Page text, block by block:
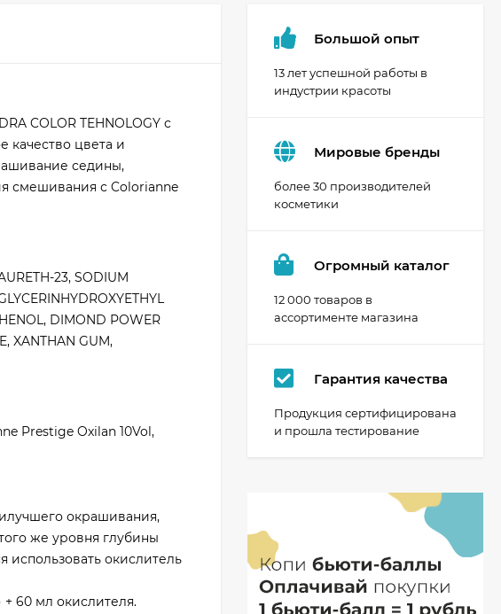
COLOR TEHNOLOGY с
качество цвета и
седины,
смешивания с Colorianne
23, SODIUM
DIMOND POWER
XANTHAN GUM,
Prestige Oxilan 10Vol,
окрашивания,
же уровня глубины
использовать окислитель
+ 60 мл окислителя.
Большой опыт
13 лет успешной работы в
индустрии красоты
Мировые бренды
более 30 производителей
косметики
Огромный каталог
12 000 товаров в
ассортименте магазина
Гарантия качества
Продукция сертифицирована
и прошла тестирование